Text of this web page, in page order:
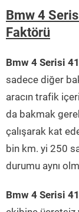
Bmw 4
Faktörü
Bmw 4 Serisi
sadece diğer
aracın trafik
da bakmak
çalışarak kat
bin km. yi 250
durumu aynı
Bmw 4 Serisi